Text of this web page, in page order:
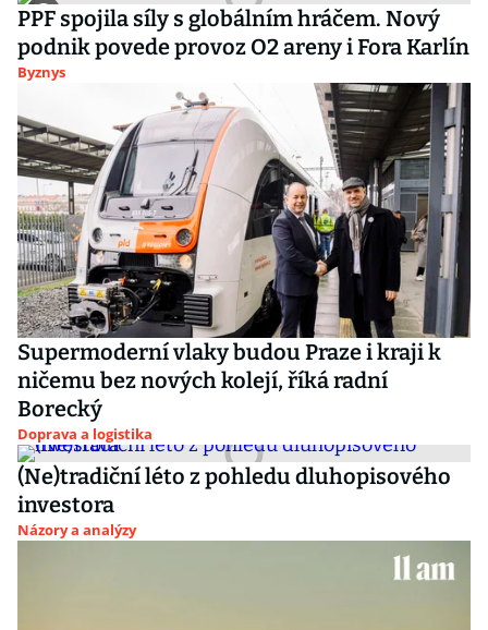
PPF spojila síly s globálním hráčem. Nový
podnik povede provoz O2 areny i Fora Karlín
Byznys
Supermoderní vlaky budou Praze i kraji k
ničemu bez nových kolejí, říká radní
Borecký
Doprava a logistika
(Ne)tradiční léto z pohledu dluhopisového
investora
Názory a analýzy